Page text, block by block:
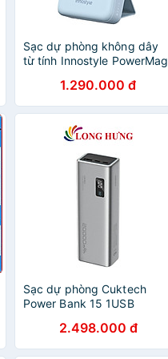
Sạc dự phòng không dây
từ tính Innostyle PowerMag
IS20PD - Hàng chính hãng
1.290.000 đ
Sạc dự phòng Cuktech
Power Bank 15 1USB
PB200P - Hàng chính hãng
2.498.000 đ